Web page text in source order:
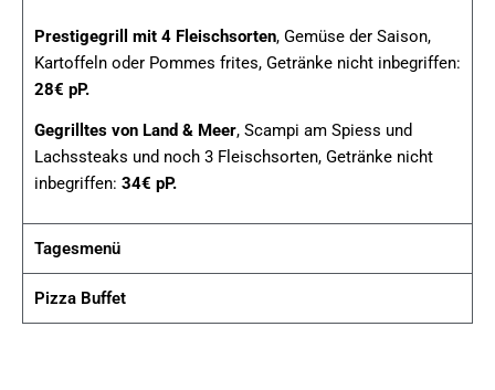
Prestigegrill mit 4 Fleischsorten, Gemüse der Saison,
Kartoffeln oder Pommes frites, Getränke nicht inbegriffen:
28€ pP.
Gegrilltes von Land & Meer, Scampi am Spiess und
Lachssteaks und noch 3 Fleischsorten, Getränke nicht
inbegriffen: 34€ pP.
Tagesmenü
Pizza Buffet